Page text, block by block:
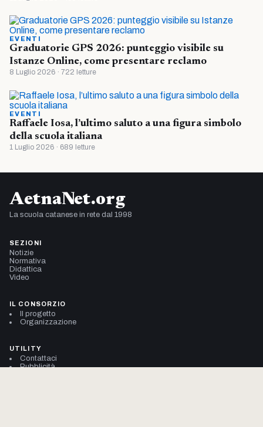
EVENTI
Graduatorie GPS 2026: punteggio visibile su
Istanze Online, come presentare reclamo
8 Luglio 2026 · 722 letture
EVENTI
Raffaele Iosa, l’ultimo saluto a una figura simbolo
della scuola italiana
1 Luglio 2026 · 689 letture
AetnaNet.org
La scuola catanese in rete dal 1998
SEZIONI
Notizie
Normativa
Didattica
Video
IL CONSORZIO
Il progetto
Organizzazione
UTILITY
Contattaci
Pubblicità